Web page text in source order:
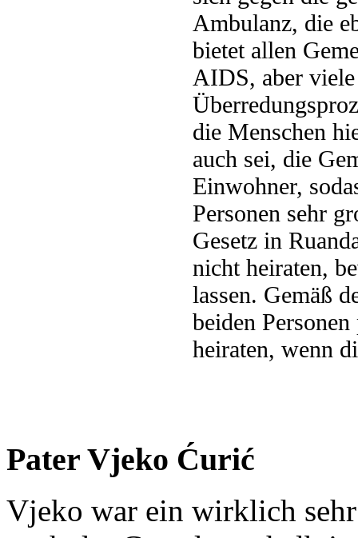
Ambulanz, die
bietet allen
AIDS, aber viele
die Menschen
auch sei, die
Einwohner,
Personen sehr
Gesetz in
nicht heiraten,
lassen. Gemäß
beiden
heiraten, wenn
Pater Vjeko Ćurić
Vjeko war ein wirklich